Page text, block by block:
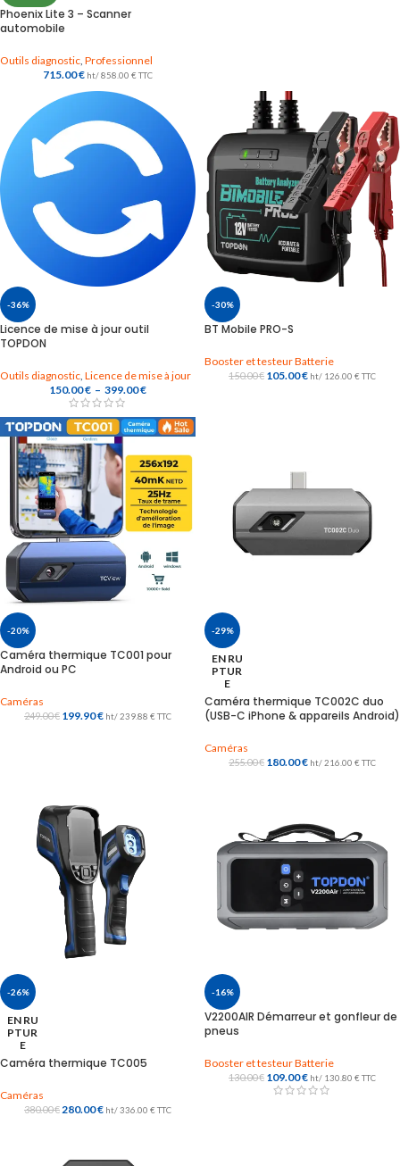
Phoenix Lite 3 – Scanner
automobile
Outils diagnostic, Professionnel
715.00€ ht/858.00 € TTC
-36%
Licence de mise à jour outil
TOPDON
Outils diagnostic, Licence de mise à jour
150.00€ – 399.00€
-30%
BT Mobile PRO-S
Booster et testeur Batterie
150.00€ 105.00€ ht/ 126.00 € TTC
-20%
Caméra thermique TC001 pour
Android ou PC
Caméras
249.00€ 199.90€ ht/239.88 € TTC
-29%
EN RU
PTUR
E
Caméra thermique TC002C duo
(USB-C iPhone & appareils Android)
Caméras
255.00€ 180.00€ ht/216.00 € TTC
-26%
EN RU
PTUR
E
Caméra thermique TC005
Caméras
380.00€280.00€ ht/336.00 € TTC
-16%
V2200AIR Démarreur et gonfleur de
pneus
Booster et testeur Batterie
130.00€ 109.00€ ht/ 130.80 € TTC